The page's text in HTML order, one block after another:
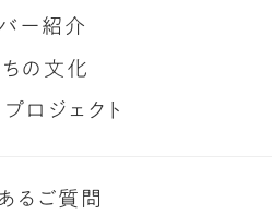
ー紹介
ちの 文化
プロ ジ ェ ク ト
る ご質 問